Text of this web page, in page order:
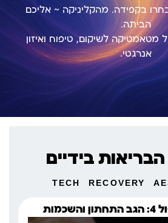
בקפידה. מהקליניקה ~ אליכם
הביתה.
לשיקום, טיפוח ואיזון
אנרגטי.
בידיים
RECOVERY
TECH